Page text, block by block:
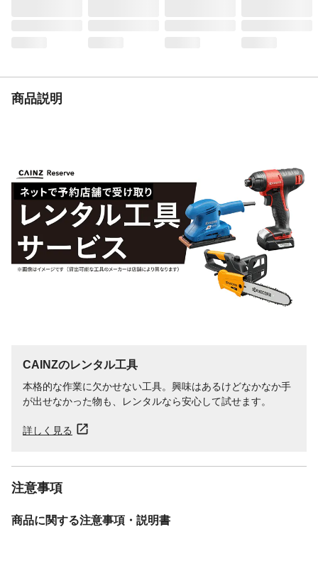
商品説明
CAINZのレンタル工具
本格的な作業に欠かせない工具。興味はあるけどなかなか手
が出せなかった物も、レンタルなら安心して試せます。
詳しく見る
注意事項
商品に関する注意事項・説明書